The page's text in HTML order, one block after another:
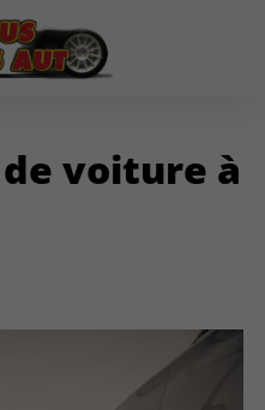
voiture à